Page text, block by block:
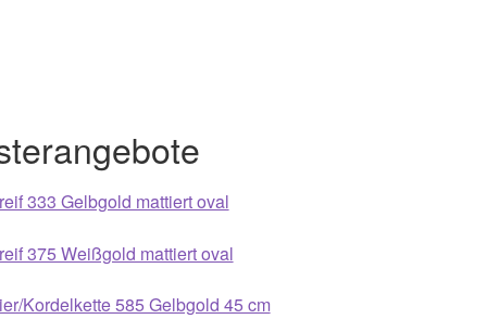
333 Gelbgold mattiert oval
375 Weißgold mattiert oval
Kordelkette 585 Gelbgold 45 cm